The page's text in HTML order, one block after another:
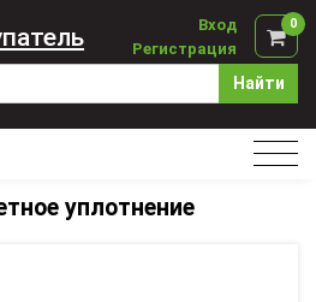
Найти
Вход
Регистрация
0
уплотнение